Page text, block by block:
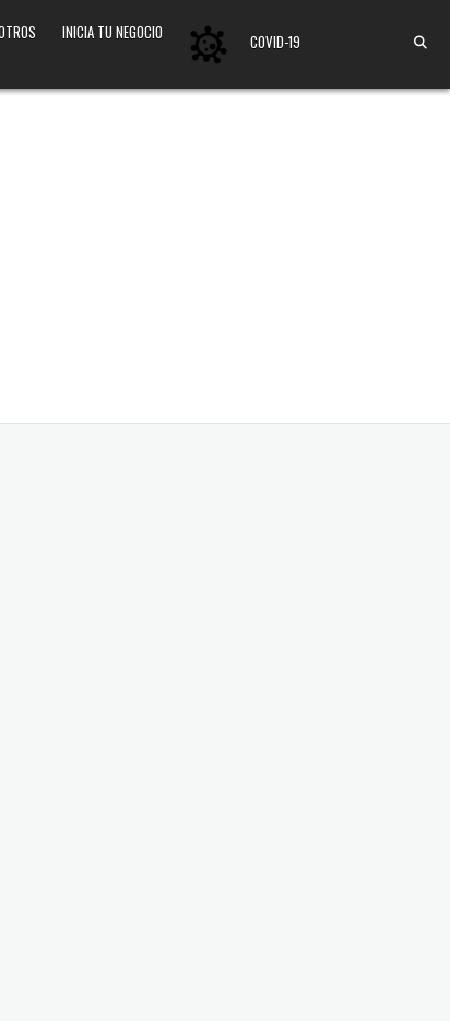
INICIA TU NEGOCIO COVID-19